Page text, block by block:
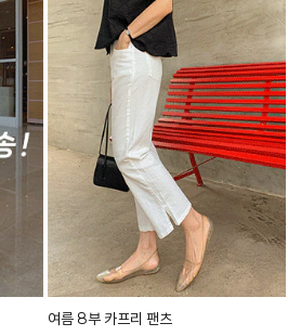
여름 8부 카프리 팬츠